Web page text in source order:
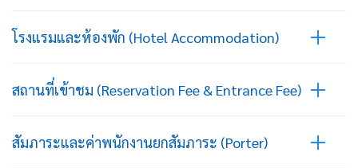
โรงแรมและห้องพัก (Hotel Accommodation)
สถานที่เข้าชม (Reservation Fee & Entrance Fee)
สัมภาระและค่าพนักงานยกสัมภาระ (Porter)